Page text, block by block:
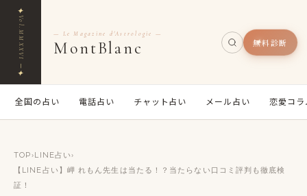
✦
Vol.MMXXVI ─
✦
— Le Magazine d'Astrologie —
MontBlanc 無料診断
全国の占い 電話占い チャット占い メール占い 恋愛コラ
TOP›LINE占い›
【LINE占い】岬 れもん先生は当たる！？当たらない口コミ評判も徹底検
証！